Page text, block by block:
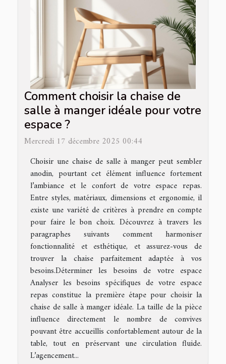
Comment choisir la chaise de
salle à manger idéale pour votre
espace ?
Mercredi 17 décembre 2025 00:44
Choisir une chaise de salle à manger peut sembler
anodin, pourtant cet élément influence fortement
l’ambiance et le confort de votre espace repas.
Entre styles, matériaux, dimensions et ergonomie, il
existe une variété de critères à prendre en compte
pour faire le bon choix. Découvrez à travers les
paragraphes suivants comment harmoniser
fonctionnalité et esthétique, et assurez-vous de
trouver la chaise parfaitement adaptée à vos
besoins.Déterminer les besoins de votre espace
Analyser les besoins spécifiques de votre espace
repas constitue la première étape pour choisir la
chaise de salle à manger idéale. La taille de la pièce
influence directement le nombre de convives
pouvant être accueillis confortablement autour de la
table, tout en préservant une circulation fluide.
L’agencement...